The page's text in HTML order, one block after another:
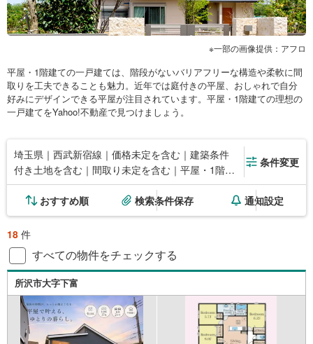
一部の画像提供：アフロ
平屋・1階建ての一戸建ては、階段がないバリアフリーな構造や柔軟に間
取りを工夫できることも魅力。近年では庭付きの平屋、おしゃれで自分
好みにデザインできる平屋が注目されています。平屋・1階建ての理想の
一戸建てをYahoo!不動産で見つけましょう。
埼玉県｜西武新宿線｜価格未定を含む｜建築条件
付き土地を含む｜間取り未定を含む｜平屋・1階建
て
条件変更
おすすめ順 検索条件保存 通知設定
18 件
すべての物件をチェックする
所沢市大字下富